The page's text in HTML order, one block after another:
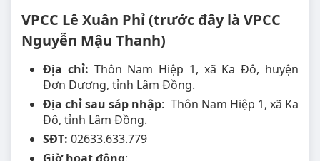
VPCC Lê Xuân Phỉ (trước đây là VPCC
Nguyễn Mậu Thanh)
Địa chỉ: Thôn Nam Hiệp 1, xã Ka Đô, huyện
Đơn Dương, tỉnh Lâm Đồng.
Địa chỉ sau sáp nhập: Thôn Nam Hiệp 1, xã Ka
Đô, tỉnh Lâm Đồng.
SĐT: 02633.633.779